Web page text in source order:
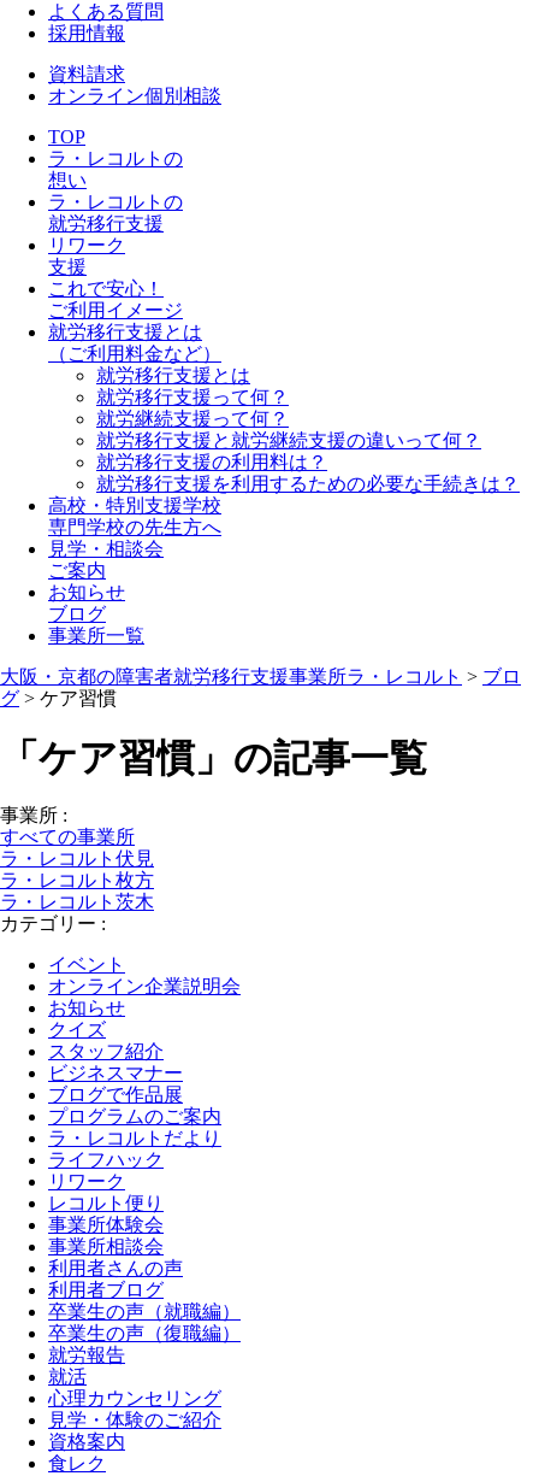
よくある質問
採用情報
資料請求
オンライン個別相談
TOP
ラ・レコルトの
想い
ラ・レコルトの
就労移行支援
リワーク
支援
これで安心！
ご利用イメージ
就労移行支援とは
（ご利用料金など）
就労移行支援とは
就労移行支援って何？
就労継続支援って何？
就労移行支援と就労継続支援の違いって何？
就労移行支援の利用料は？
就労移行支援を利用するための必要な手続きは？
高校・特別支援学校
専門学校の先生方へ
見学・相談会
ご案内
お知らせ
ブログ
事業所一覧
大阪・京都の障害者就労移行支援事業所ラ・レコルト > ブロ
グ > ケア習慣
「ケア習慣」の記事一覧
事業所 :
すべての事業所
ラ・レコルト伏見
ラ・レコルト枚方
ラ・レコルト茨木
カテゴリー :
イベント
オンライン企業説明会
お知らせ
クイズ
スタッフ紹介
ビジネスマナー
ブログで作品展
プログラムのご案内
ラ・レコルトだより
ライフハック
リワーク
レコルト便り
事業所体験会
事業所相談会
利用者さんの声
利用者ブログ
卒業生の声（就職編）
卒業生の声（復職編）
就労報告
就活
心理カウンセリング
見学・体験のご紹介
資格案内
食レク